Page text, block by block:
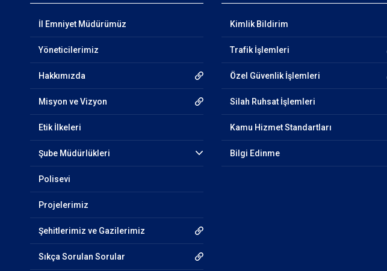
İl Emniyet Müdürümüz
Yöneticilerimiz
Hakkımızda
Misyon ve Vizyon
Etik İlkeleri
Şube Müdürlükleri
Polisevi
Projelerimiz
Şehitlerimiz ve Gazilerimiz
Sıkça Sorulan Sorular
Kimlik Bildirim
Trafik İşlemleri
Özel Güvenlik İşlemleri
Silah Ruhsat İşlemleri
Kamu Hizmet Standartları
Bilgi Edinme